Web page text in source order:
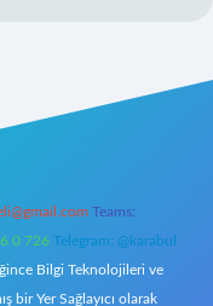
Teams:
0 726 Telegram: @karabul
Bilgi Teknolojileri ve
bir Yer Sağlayıcı olarak